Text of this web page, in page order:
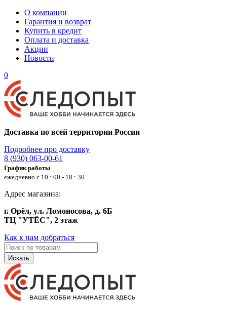
О компании
Гарантия и возврат
Купить в кредит
Оплата и доставка
Акции
Новости
0
Доставка по всей территории России
Подробнее про доставку
8 (930) 063-00-61
График работы
ежедневно с 10 : 00 - 18 : 30
Адрес магазина:
г. Орёл, ул. Ломоносова, д. 6Б
ТЦ "УТЁС", 2 этаж
Как к нам добраться
Искать